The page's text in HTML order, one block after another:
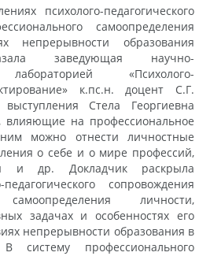
психолого-педагогического
самоопределения
непрерывности образования
заведующая научно-
лабораторией «Психолого-
к.пс.н. доцент С.Г.
Стела Георгиевна
влияющие на профессиональное
можно отнести личностные
о себе и о мире профессий,
и др. Докладчик раскрыла
сопровождения
самоопределения личности,
задачах и особенностях его
непрерывности образования в
систему профессионального